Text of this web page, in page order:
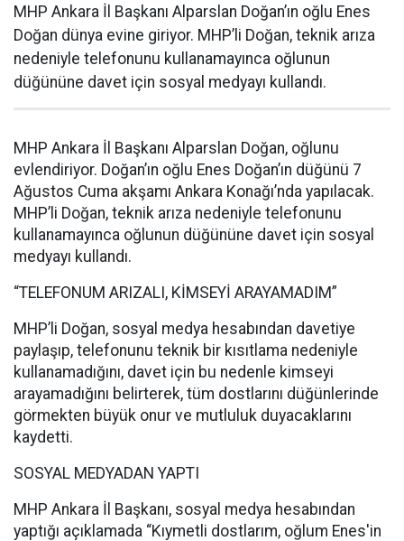
MHP Ankara İl Başkanı Alparslan Doğan’ın oğlu Enes
Doğan dünya evine giriyor. MHP’li Doğan, teknik arıza
nedeniyle telefonunu kullanamayınca oğlunun
düğününe davet için sosyal medyayı kullandı.
MHP Ankara İl Başkanı Alparslan Doğan, oğlunu
evlendiriyor. Doğan’ın oğlu Enes Doğan’ın düğünü 7
Ağustos Cuma akşamı Ankara Konağı’nda yapılacak.
MHP’li Doğan, teknik arıza nedeniyle telefonunu
kullanamayınca oğlunun düğününe davet için sosyal
medyayı kullandı.
“TELEFONUM ARIZALI, KİMSEYİ ARAYAMADIM”
MHP’li Doğan, sosyal medya hesabından davetiye
paylaşıp, telefonunu teknik bir kısıtlama nedeniyle
kullanamadığını, davet için bu nedenle kimseyi
arayamadığını belirterek, tüm dostlarını düğünlerinde
görmekten büyük onur ve mutluluk duyacaklarını
kaydetti.
SOSYAL MEDYADAN YAPTI
MHP Ankara İl Başkanı, sosyal medya hesabından
yaptığı açıklamada “Kıymetli dostlarım, oğlum Enes'in